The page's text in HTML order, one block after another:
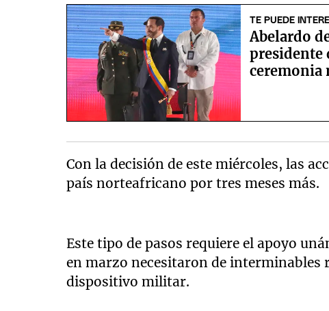
TE PUEDE
Abelardo
presidente
ceremonia
Con la decisión de este miércoles, las
país norteafricano por tres meses más.
Este tipo de pasos requiere el apoyo
en marzo necesitaron de interminables
dispositivo militar.